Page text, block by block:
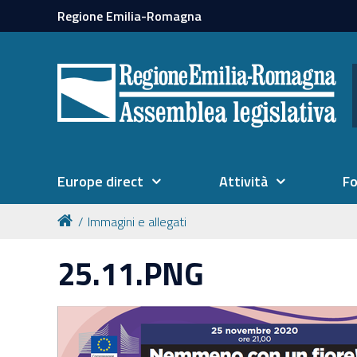
Regione Emilia-Romagna
Europe direct Attività
Immagini e allegati
25.11.PNG